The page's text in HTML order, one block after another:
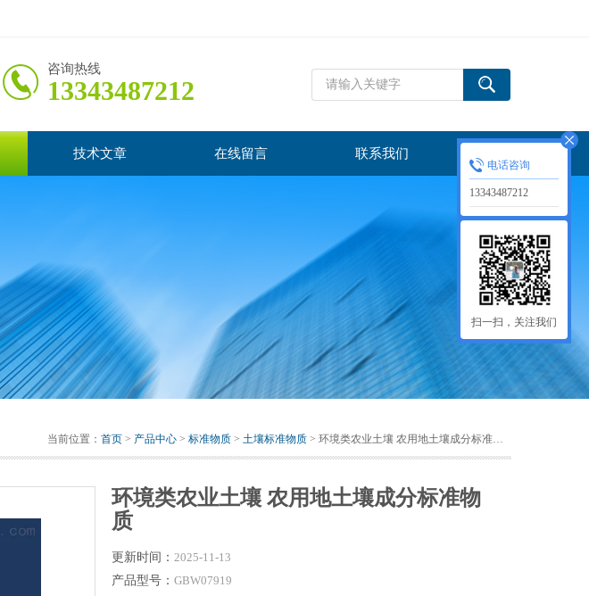
咨询热线
13343487212
技术文章 在线留言 联系我们
当前位置： 首页 > 产品中心 > 标准物质 > 土壤标准物质 > 环境类农业土壤 农用地土壤成分标准物质
环境类农业土壤 农用地土壤成分标准物
质
更新时间： 2025-11-13
产品型号： GBW07919
电话咨询
13343487212
扫一扫，关注我们